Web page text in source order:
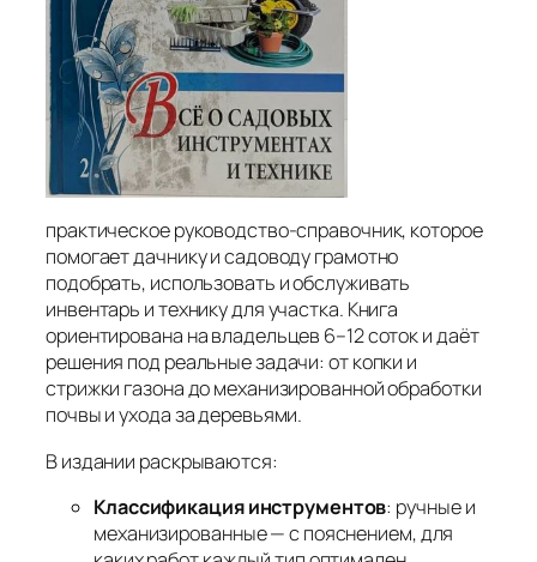
практическое руководство-справочник, которое
помогает дачнику и садоводу грамотно
подобрать, использовать и обслуживать
инвентарь и технику для участка. Книга
ориентирована на владельцев 6–12 соток и даёт
решения под реальные задачи: от копки и
стрижки газона до механизированной обработки
почвы и ухода за деревьями.
В издании раскрываются:
Классификация инструментов: ручные и
механизированные — с пояснением, для